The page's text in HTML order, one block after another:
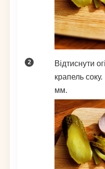
Відтиснути
крапель
мм.